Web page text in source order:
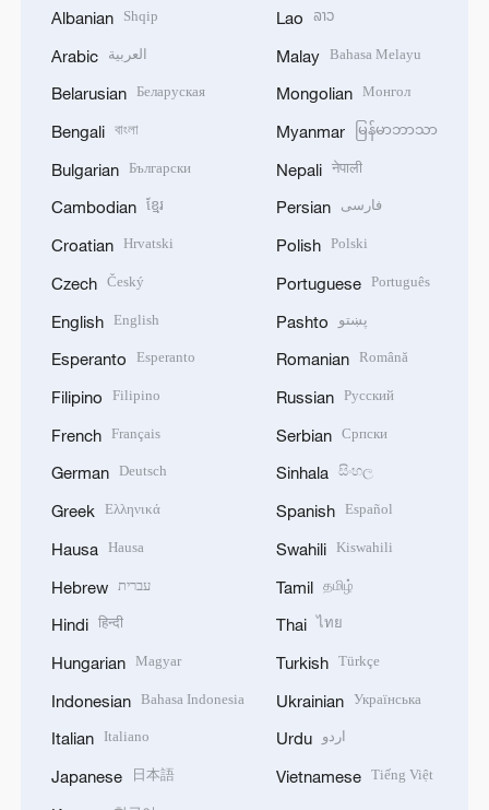
Albanian Shqip
Arabic العربية
Belarusian Беларуская
Bengali বাংলা
Bulgarian Български
Cambodian ខ្មែរ
Croatian Hrvatski
Czech Český
English English
Esperanto Esperanto
Filipino Filipino
French Français
German Deutsch
Greek Ελληνικά
Hausa Hausa
Hebrew עברית
Hindi हिन्दी
Hungarian Magyar
Indonesian Bahasa Indonesia
Italian Italiano
Japanese 日本語
Lao ລາວ
Malay Bahasa Melayu
Mongolian Монгол
Myanmar မြန်မာဘာသာ
Nepali नेपाली
Persian فارسی
Polish Polski
Portuguese Português
Pashto پښتو
Romanian Română
Russian Русский
Serbian Српски
Sinhala සිංහල
Spanish Español
Swahili Kiswahili
Tamil தமிழ்
Thai ไทย
Turkish Türkçe
Ukrainian Українська
Urdu اردو
Vietnamese Tiếng Việt